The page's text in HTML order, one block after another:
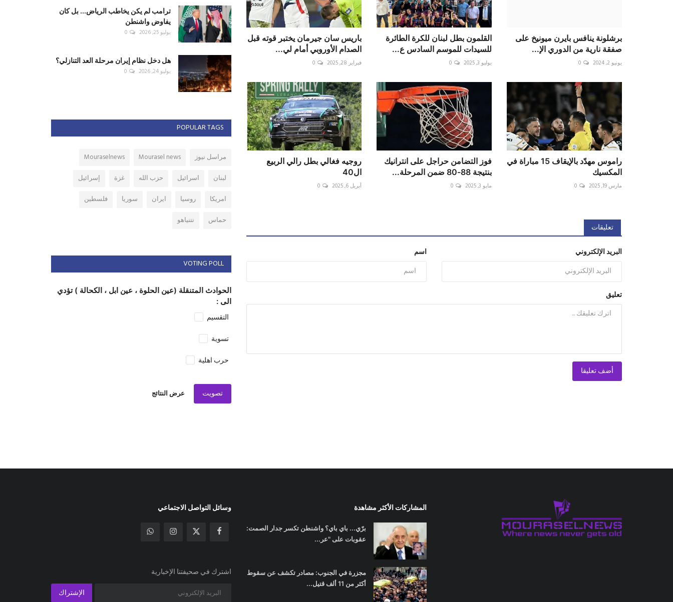
برشلونة ينافس بايرن ميونيخ على
صفقة نارية من الدوري الإ...
يونيو 2, 2024 0
القلمون بطل لبنان للكرة الطائرة
للسيدات للموسم السادس ع...
يوليو 3, 2025 0
باريس سان جيرمان يختبر قوته قبل
الصدام الأوروبي أمام لي...
فبراير 28, 2025 0
راموس مهدّد بالإيقاف 15 مباراة في
المكسيك
مارس 19, 2025 0
فوز التضامن حراجل على انترانيك
بنتيجة 88-80 ضمن المرحلة...
مايو 3, 2025 0
روجيه فغالي بطل رالي الربيع
ال40
أبريل 6, 2025 0
تعليقات
اسم البريد الإلكتروني
تعليق
أضف تعليقا
ترامب لم يكن يخاطب الرياض... بل كان
يفاوض واشنطن
يوليو 25, 2026 0
هل دخل نظام إيران مرحلة العد التنازلي؟
يوليو 24, 2026 0
POPULAR TAGS
مراسل نيوز Mourasel news
Mouraselnews
لبنان
اسرائيل حزب الله غزة
إسرائيل
امريكا
روسيا ايران سوريا
فلسطين
حماس
نتنياهو
VOTING POLL
الحوادث المتنقلة (عين الحلوة ، عين ابل ، الكحالة ) تؤدي
الى :
التقسيم
تسوية
حرب اهلية
تصويت عرض النتائج
المشاركات الأكثر مشاهدة
برّي... باي باي؟ واشنطن تكسر جدار الصمت:
عقوبات على "عر...
مجزرة في الجنوب: مصادر تكشف عن سقوط
أكثر من 11 ألف قتيل...
وسائل التواصل الاجتماعي
اشترك في صحيفتنا الإخبارية
الإشتراك